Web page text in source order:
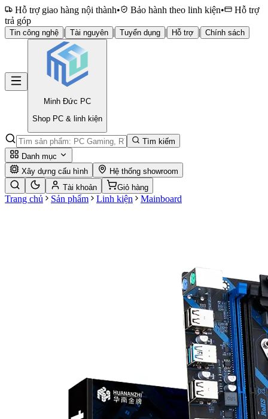
Hỗ trợ giao hàng nội thành• Bảo hành theo linh kiện•
Hỗ trợ
trả góp
Tin công nghệ | Tài nguyên | Tuyển dụng | Hỗ trợ | Chính sách
Minh Đức PC
Shop PC & linh kiện
Tìm kiếm
Danh mục
Xây dựng cấu hình
Hệ thống showroom
Tài khoản
Giỏ hàng
Trang chủ Sản phẩm Linh kiện Mainboard